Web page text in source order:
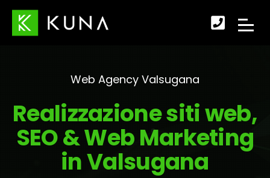
per
APRI
DI
Web Agency Valsugana
Realizzazione siti web,
SEO & Web Marketing
in Valsugana